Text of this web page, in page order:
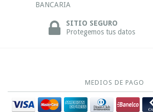
BANCARIA
SITIO SEGURO
Protegemos tus datos
MEDIOS DE PAGO